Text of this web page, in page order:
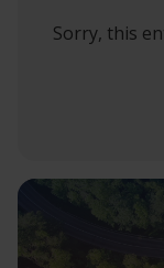
Sorry, this